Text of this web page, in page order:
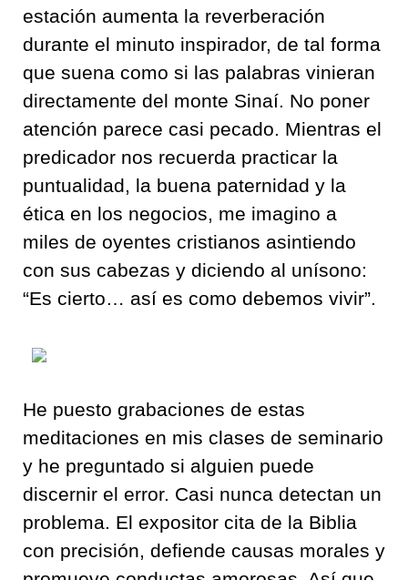
estación aumenta la reverberación
durante el minuto inspirador, de tal forma
que suena como si las palabras vinieran
directamente del monte Sinaí. No poner
atención parece casi pecado. Mientras el
predicador nos recuerda practicar la
puntualidad, la buena paternidad y la
ética en los negocios, me imagino a
miles de oyentes cristianos asintiendo
con sus cabezas y diciendo al unísono:
“Es cierto… así es como debemos vivir”.
He puesto grabaciones de estas
meditaciones en mis clases de seminario
y he preguntado si alguien puede
discernir el error. Casi nunca detectan un
problema. El expositor cita de la Biblia
con precisión, defiende causas morales y